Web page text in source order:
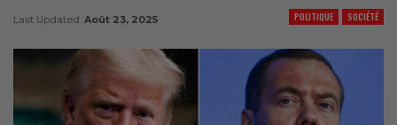
POLITIQUE SOCIÉTÉ
Last Updated Août 23, 2025